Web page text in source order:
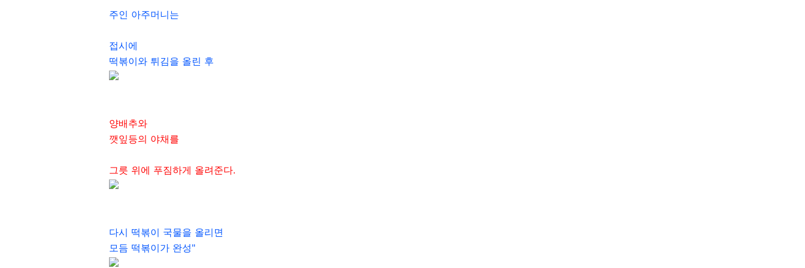
주인 아주머니는
접시에
떡볶이와 튀김을 올린 후
양배추와
깻잎등의 야채를
그릇 위에 푸짐하게 올려준다.
다시 떡볶이 국물을 올리면
모듬 떡볶이가 완성"